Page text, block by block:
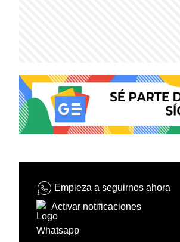
Empieza a seguirnos ahora
Activar notificaciones